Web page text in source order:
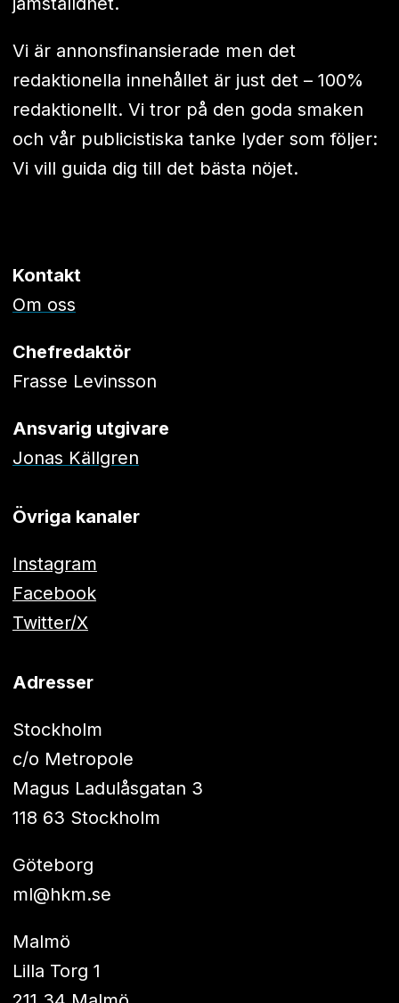
Vi är annonsfinansierade men det
redaktionella innehållet är just det – 100%
redaktionellt. Vi tror på den goda smaken
och vår publicistiska tanke lyder som följer:
Vi vill guida dig till det bästa nöjet.
Kontakt
Om oss
Chefredaktör
Frasse Levinsson
Ansvarig utgivare
Jonas Källgren
Övriga kanaler
Instagram
Facebook
Twitter/X
Adresser
Stockholm
c/o Metropole
Magus Ladulåsgatan 3
118 63 Stockholm
Göteborg
ml@hkm.se
Malmö
Lilla Torg 1